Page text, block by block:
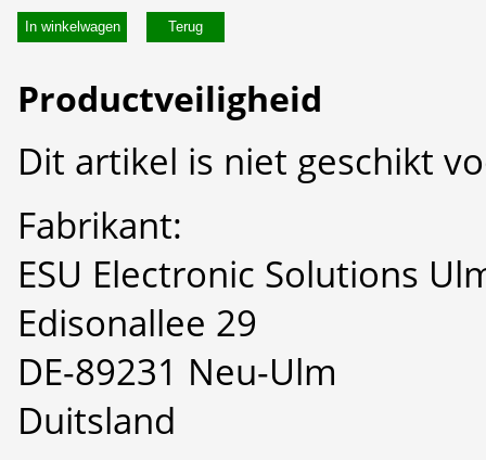
In winkelwagen
Productveiligheid
Dit artikel is niet geschikt
Fabrikant:
ESU Electronic Solutions
Edisonallee 29
DE-89231 Neu-Ulm
Duitsland